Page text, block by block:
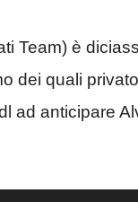
Team) è
dei quali
ad anticipare